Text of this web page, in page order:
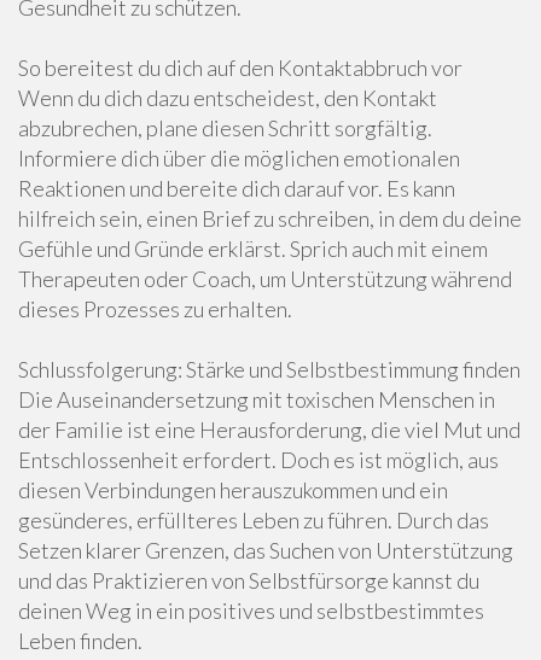
Gesundheit zu schützen.
So bereitest du dich auf den Kontaktabbruch vor
Wenn du dich dazu entscheidest, den Kontakt
abzubrechen, plane diesen Schritt sorgfältig.
Informiere dich über die möglichen emotionalen
Reaktionen und bereite dich darauf vor. Es kann
hilfreich sein, einen Brief zu schreiben, in dem du deine
Gefühle und Gründe erklärst. Sprich auch mit einem
Therapeuten oder Coach, um Unterstützung während
dieses Prozesses zu erhalten.
Schlussfolgerung: Stärke und Selbstbestimmung finden
Die Auseinandersetzung mit toxischen Menschen in
der Familie ist eine Herausforderung, die viel Mut und
Entschlossenheit erfordert. Doch es ist möglich, aus
diesen Verbindungen herauszukommen und ein
gesünderes, erfüllteres Leben zu führen. Durch das
Setzen klarer Grenzen, das Suchen von Unterstützung
und das Praktizieren von Selbstfürsorge kannst du
deinen Weg in ein positives und selbstbestimmtes
Leben finden.